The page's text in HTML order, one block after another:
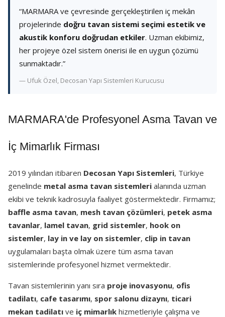
“MARMARA ve çevresinde gerçekleştirilen iç mekân
projelerinde doğru tavan sistemi seçimi estetik ve
akustik konforu doğrudan etkiler. Uzman ekibimiz,
her projeye özel sistem önerisi ile en uygun çözümü
sunmaktadır.”
— Ufuk Özel, Decosan Yapı Sistemleri Kurucusu
MARMARA'de Profesyonel Asma Tavan ve
İç Mimarlık Firması
2019 yılından itibaren Decosan Yapı Sistemleri, Türkiye
genelinde metal asma tavan sistemleri alanında uzman
ekibi ve teknik kadrosuyla faaliyet göstermektedir. Firmamız;
baffle asma tavan, mesh tavan çözümleri, petek asma
tavanlar, lamel tavan, grid sistemler, hook on
sistemler, lay in ve lay on sistemler, clip in tavan
uygulamaları başta olmak üzere tüm asma tavan
sistemlerinde profesyonel hizmet vermektedir.
Tavan sistemlerinin yanı sıra proje inovasyonu, ofis
tadilatı, cafe tasarımı, spor salonu dizaynı, ticari
mekan tadilatı ve iç mimarlık hizmetleriyle çalışma ve